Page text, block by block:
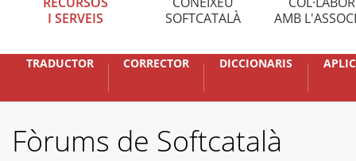
I SERVEIS
SOFTCATALÀ
AMB
TRADUCTOR CORRECTOR DICCIONARIS
Fòrums de Softcatalà